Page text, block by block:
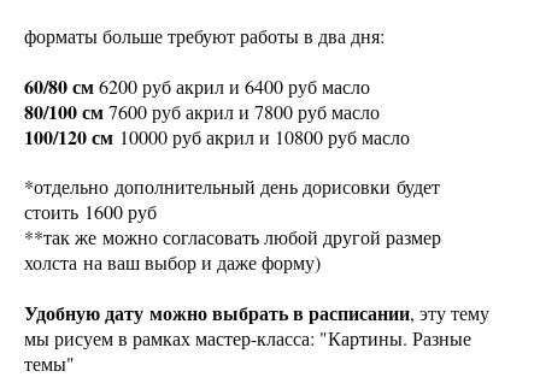
форматы больше требуют работы в два дня:
60/80 см6200 руб акрил и 6400 руб масло
80/100 см7600 руб акрил и 7800 руб масло
100/120 см 10000 руб акрил и 10800 руб масло
*отдельно дополнительный день дорисовки будет
стоить 1600 руб
**так же можно согласовать любой другой размер
холста на ваш выбор и даже форму)
Удобную дату можно выбрать в расписании, эту тему
мы рисуем в рамках мастер-класса: "Картины. Разные
темы"